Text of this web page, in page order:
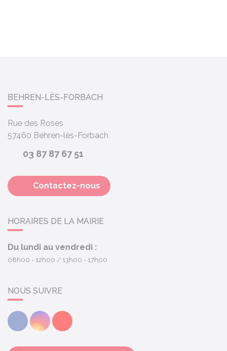
BEHREN-LÈS-FORBACH
Rue des Roses
57460 Behren-lès-Forbach
03 87 87 67 51
Contactez-nous
HORAIRES DE LA MAIRIE
Du lundi au vendredi :
08h00 - 12h00 13h00 - 17h00
NOUS SUIVRE
FacebookInstagramYoutube